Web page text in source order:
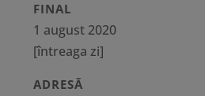
FINAL
1 august 2020
[întreaga zi]
ADRESĂ